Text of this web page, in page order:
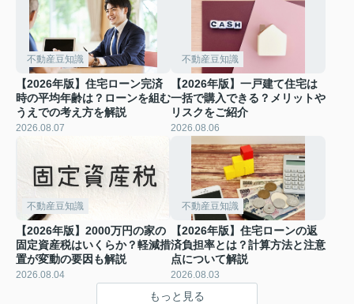
不動産豆知識
【2026年版】住宅ローン完済
時の平均年齢は？ローンを組む
うえでの考え方を解説
2026.08.07
不動産豆知識
【2026年版】一戸建て住宅は
一括で購入できる？メリットや
リスクをご紹介
2026.08.06
不動産豆知識
【2026年版】2000万円の家の
固定資産税はいくらか？軽減措
置が変動の要因も解説
2026.08.04
不動産豆知識
【2026年版】住宅ローンの返
済負担率とは？計算方法と注意
点について解説
2026.08.03
もっと見る